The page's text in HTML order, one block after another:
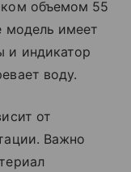
объемом 55
модель имеет
и индикатор
воду.
от
Важно